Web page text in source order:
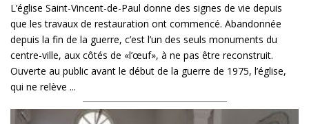
L’église Saint-Vincent-de-Paul donne des signes de vie depuis
que les travaux de restauration ont commencé. Abandonnée
depuis la fin de la guerre, c’est l’un des seuls monuments du
centre-ville, aux côtés de «l’œuf», à ne pas être reconstruit.
Ouverte au public avant le début de la guerre de 1975, l’église,
qui ne relève ...